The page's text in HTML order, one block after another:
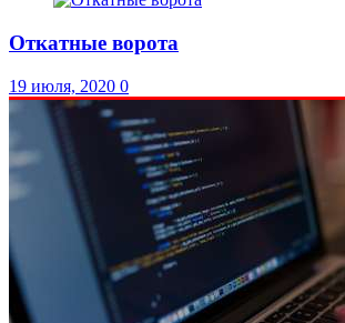
Откатные ворота
19 июля, 2020 0